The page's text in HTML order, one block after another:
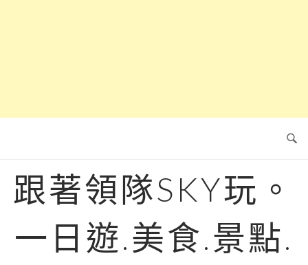
跟著領隊SKY玩。
一日遊.美食.景點.